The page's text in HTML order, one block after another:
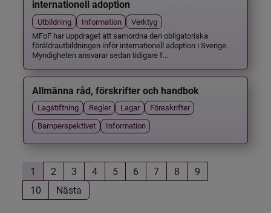
internationell adoption
Utbildning Information
Verktyg
MFoF har uppdraget att samordna den obligatoriska
föräldrautbildningen inför internationell adoption i Sverige.
Myndigheten ansvarar sedan tidigare f...
Allmänna råd, förskrifter och handbok
Lagstiftning Regler Lagar
Föreskrifter
Barnperspektivet
Information
1 2 3 4 5 6 7 8
9
10
Nästa